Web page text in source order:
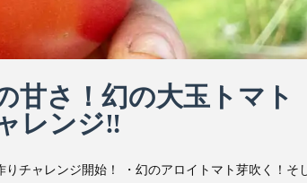
甘さ！幻の大玉トマト
レンジ‼︎
チャレンジ開始！ ・幻のアロイトマト芽吹く！そ